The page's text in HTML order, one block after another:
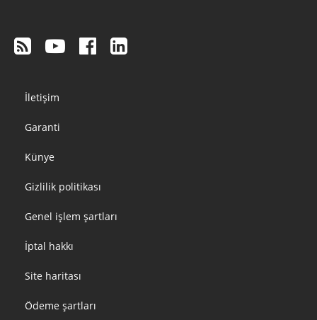
Footer
menu
İletişim
Garanti
Künye
Gizlilik politikası
Genel işlem şartları
İptal hakkı
Site haritası
Ödeme şartları